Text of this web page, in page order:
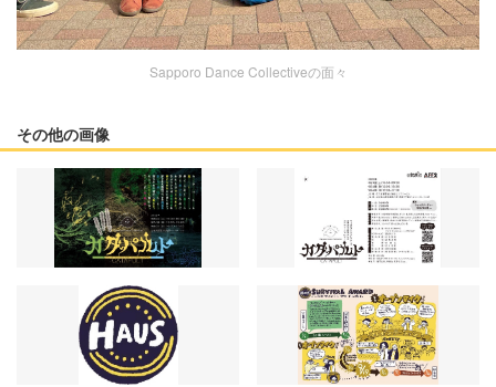
Sapporo Dance Collectiveの面々
その他の画像